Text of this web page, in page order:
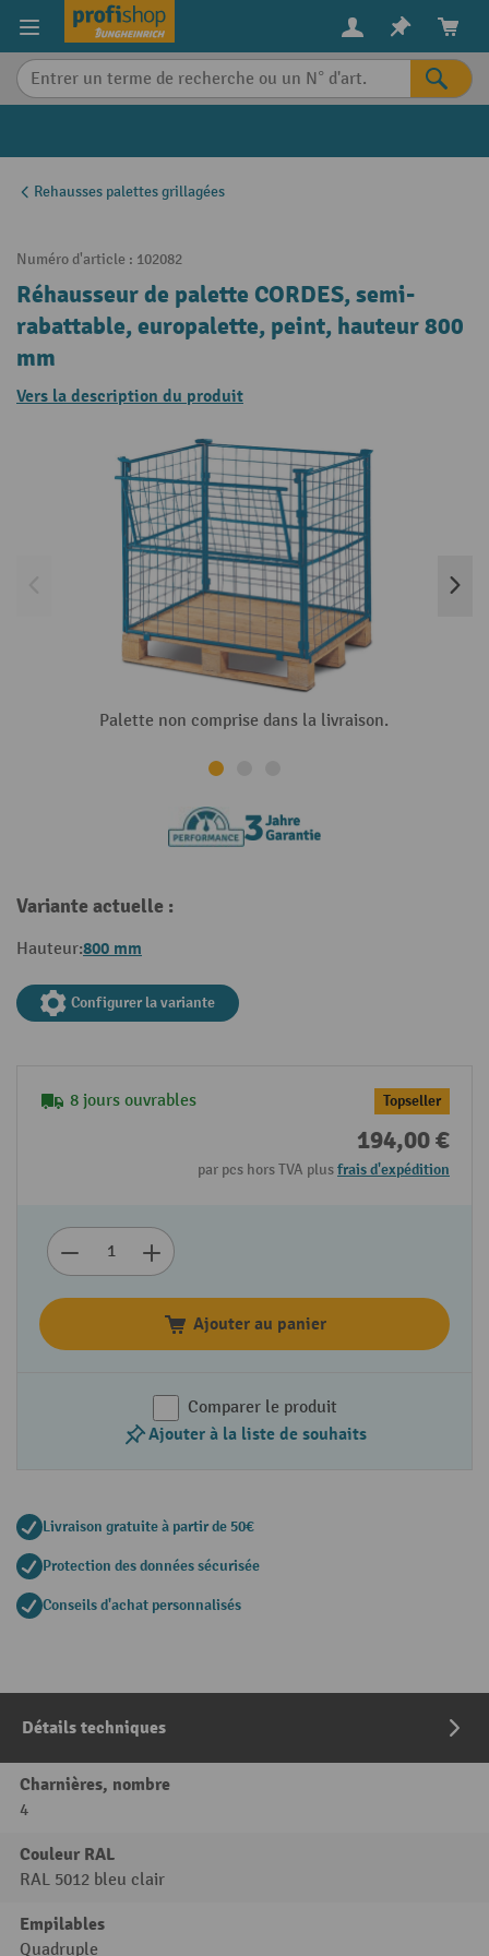
content
Rehausses palettes grillagées
Numéro d'article : 102082
Réhausseur de palette CORDES, semi-
rabattable, europalette, peint, hauteur 800
mm
Vers la description du produit
Palette non comprise dans la livraison.
Variante actuelle :
Hauteur:800 mm
Configurer la variante
8 jours ouvrables Topseller
194,00 €
par pcs hors TVA plusfrais d'expédition
Ajouter au panier
Comparer le produit
Ajouter à la liste de souhaits
Livraison gratuite à partir de 50€
Protection des données sécurisée
Conseils d'achat personnalisés
Détails techniques
Charnières, nombre
4
Couleur RAL
RAL 5012 bleu clair
Empilables
Quadruple